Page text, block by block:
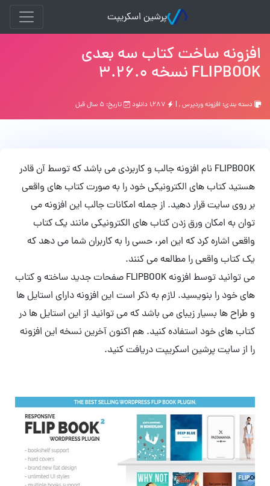
پرشین اسکریپت
افزونه ساخت کتاب سه بعدی
FLIPBOOK نسخه 3.26.0
دسته بندی: افزونه وردپرس, | تاریخ: ۵ سال قبل
FLIPBOOK نام افزونه جالب و کاربردی می باشد که توسط آن قادر
هستید کتاب های الکترونیکی خود را به صورت کتاب های واقعی
بر روی سایت قرار دهید. از جمله امکانات جالب این افزونه می
توان به امکان ورق زدن کتاب های الکترونیکی مانند یک کتاب
واقعی اشاره کرد که این امر، حسی را به کاربران شما می دهد که
یک کتاب واقعی را مطالعه می کنند.
می توانید توسط افزونه FLIPBOOK صفحات جدید ساخته و کتاب
های خود را بنویسید. لازم به ذکر است این افزونه دارای استایل ها
و طراح ها بسیار زیبای می باشد که می توانید از این استایل ها در
کتاب های خود استفاده کنید. هم اکنون آخرین نسخه این افزونه
را از سایت پرشین اسکریپت دریافت کنید.